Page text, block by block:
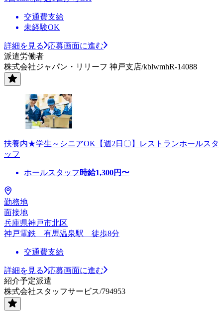
交通費支給
未経験OK
詳細を見る
応募画面に進む
派遣労働者
株式会社ジャパン・リリーフ 神戸支店/kblwmhR-14088
扶養内★学生～シニアOK【週2日〇】レストランホールスタ
ッフ
ホールスタッフ 時給1,300円〜
勤務地
面接地
兵庫県神戸市北区
神戸電鉄 有馬温泉駅 徒歩8分
交通費支給
詳細を見る
応募画面に進む
紹介予定派遣
株式会社スタッフサービス/794953